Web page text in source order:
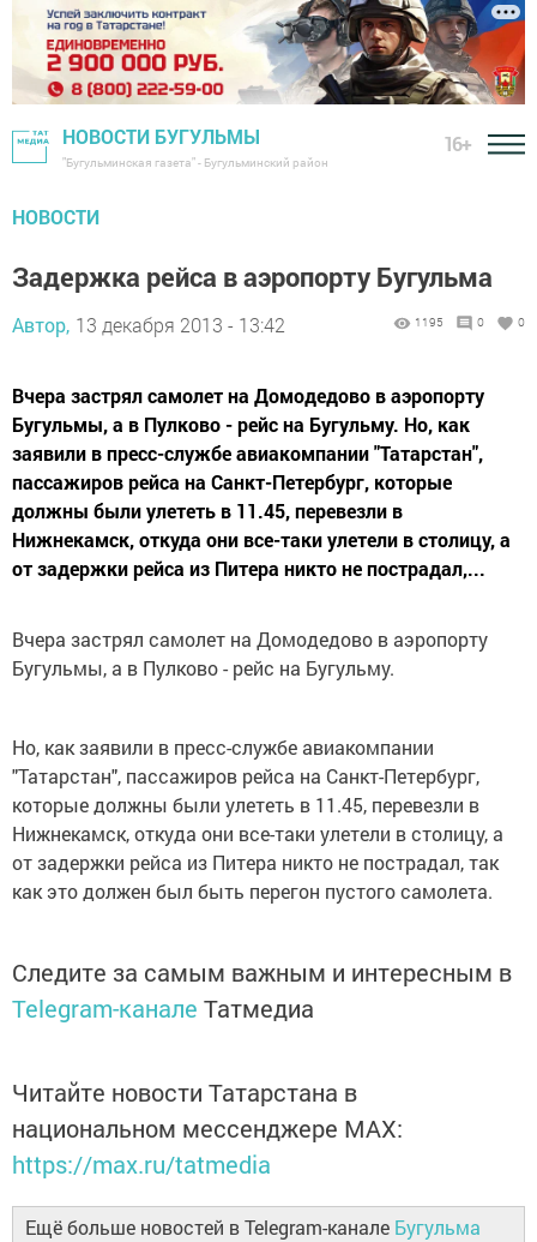
НОВОСТИ БУГУЛЬМЫ
"Бугульминская газета" - Бугульминский район
16+
НОВОСТИ
Задержка рейса в аэропорту Бугульма
Автор, 13 декабря 2013 - 13:42 1195 0 0
Вчера застрял самолет на Домодедово в аэропорту
Бугульмы, а в Пулково - рейс на Бугульму. Но, как
заявили в пресс-службе авиакомпании "Татарстан",
пассажиров рейса на Санкт-Петербург, которые
должны были улететь в 11.45, перевезли в
Нижнекамск, откуда они все-таки улетели в столицу, а
от задержки рейса из Питера никто не пострадал,...
Вчера застрял самолет на Домодедово в аэропорту
Бугульмы, а в Пулково - рейс на Бугульму.
Но, как заявили в пресс-службе авиакомпании
"Татарстан", пассажиров рейса на Санкт-Петербург,
которые должны были улететь в 11.45, перевезли в
Нижнекамск, откуда они все-таки улетели в столицу, а
от задержки рейса из Питера никто не пострадал, так
как это должен был быть перегон пустого самолета.
Следите за самым важным и интересным в
Telegram-канале Татмедиа
Читайте новости Татарстана в
национальном мессенджере MАХ:
https://max.ru/tatmedia
Ещё больше новостей в Telegram-канале Бугульма